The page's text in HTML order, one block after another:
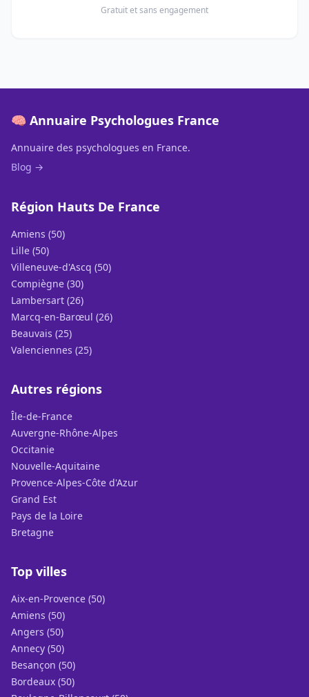
Gratuit et sans engagement
🧠 Annuaire Psychologues France
Annuaire des psychologues en France.
Blog →
Région Hauts De France
Amiens (50)
Lille (50)
Villeneuve-d'Ascq (50)
Compiègne (30)
Lambersart (26)
Marcq-en-Barœul (26)
Beauvais (25)
Valenciennes (25)
Autres régions
Île-de-France
Auvergne-Rhône-Alpes
Occitanie
Nouvelle-Aquitaine
Provence-Alpes-Côte d'Azur
Grand Est
Pays de la Loire
Bretagne
Top villes
Aix-en-Provence (50)
Amiens (50)
Angers (50)
Annecy (50)
Besançon (50)
Bordeaux (50)